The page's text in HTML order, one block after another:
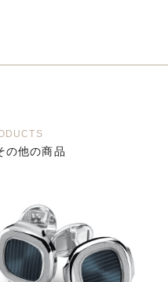
の他の商品